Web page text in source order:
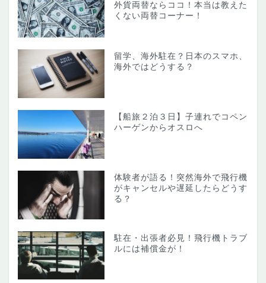
外貨両替ならココ！本当は教えた
くない両替コーナー！
留学、海外駐在？日本のスマホ、
海外ではどうする？
【船旅２泊３日】子連れでコペン
ハーゲンからオスロへ
体験者が語る！突然海外で飛行機
がキャンセルや遅延したらどうす
る？
駐在・出張者必見！飛行機トラブ
ルには補償金が！